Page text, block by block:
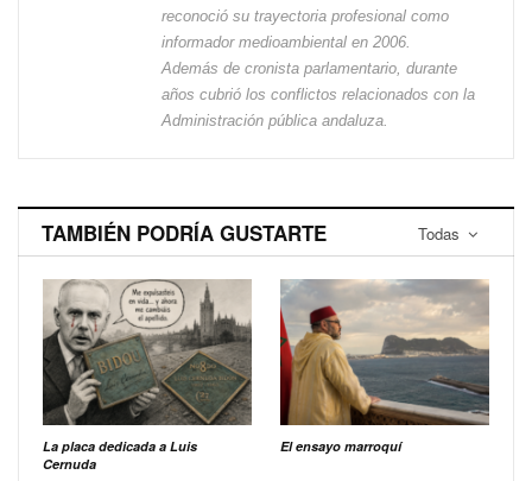
reconoció su trayectoria profesional como
informador medioambiental en 2006.
Además de cronista parlamentario, durante
años cubrió los conflictos relacionados con la
Administración pública andaluza.
Todas
TAMBIÉN PODRÍA GUSTARTE
La placa dedicada a Luis
Cernuda
El ensayo marroquí